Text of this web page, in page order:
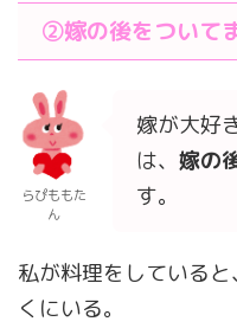
②嫁の後をついて
らぴももた
ん
嫁が大好
は、 嫁の
す。
私が料理をしている
くにいる。